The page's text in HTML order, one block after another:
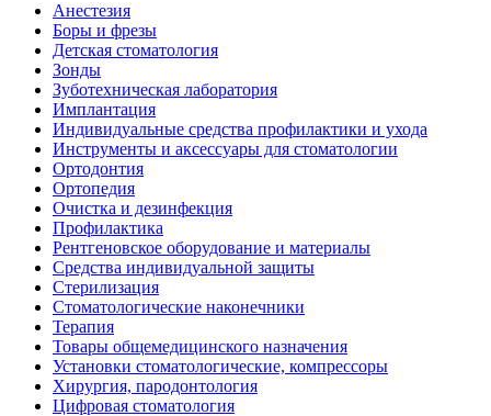
Анестезия
Боры и фрезы
Детская стоматология
Зонды
Зуботехническая лаборатория
Имплантация
Индивидуальные средства профилактики и ухода
Инструменты и аксессуары для стоматологии
Ортодонтия
Ортопедия
Очистка и дезинфекция
Профилактика
Рентгеновское оборудование и материалы
Средства индивидуальной защиты
Стерилизация
Стоматологические наконечники
Терапия
Товары общемедицинского назначения
Установки стоматологические, компрессоры
Хирургия, пародонтология
Цифровая стоматология